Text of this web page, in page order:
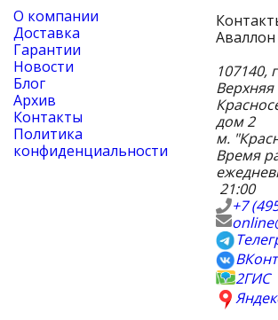
О компании
Доставка
Гарантии
Новости
Блог
Архив
Контакты
Политика
конфиденциальности
107140,
Верхняя
дом 2
м.
Время
21:00
+7
2ГИС